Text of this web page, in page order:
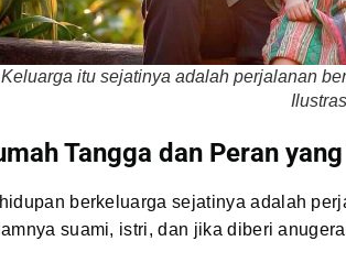
Keluarga itu sejatinya adalah perjalanan
Tangga dan Peran
berkeluarga sejatinya adalah
suami, istri, dan jika diberi